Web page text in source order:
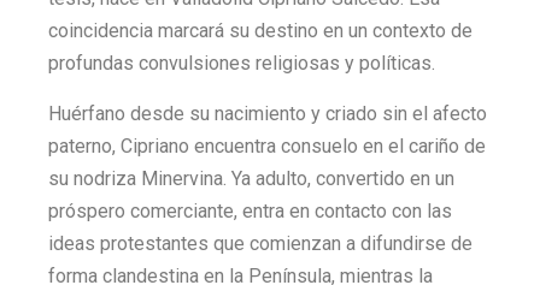
coincidencia marcará su destino en un contexto de
profundas convulsiones religiosas y políticas.
Huérfano desde su nacimiento y criado sin el afecto
paterno, Cipriano encuentra consuelo en el cariño de
su nodriza Minervina. Ya adulto, convertido en un
próspero comerciante, entra en contacto con las
ideas protestantes que comienzan a difundirse de
forma clandestina en la Península, mientras la